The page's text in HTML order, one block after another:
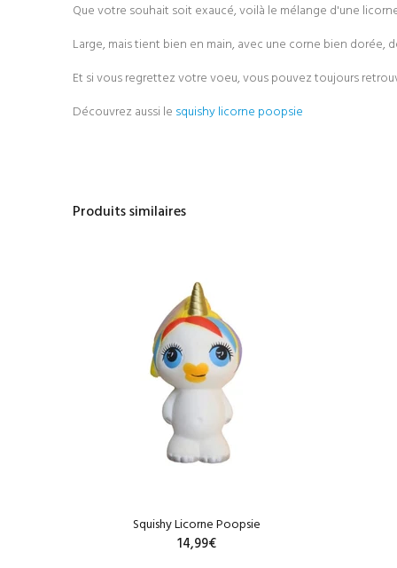
Que votre souhait soit exaucé, voilà le mélange d'une
Large, mais tient bien en main, avec une corne bien dorée,
Et si vous regrettez votre voeu, vous pouvez toujours
Découvrez aussi le squishy licorne poopsie
Produits similaires
Squishy Licorne Poopsie
14,99€